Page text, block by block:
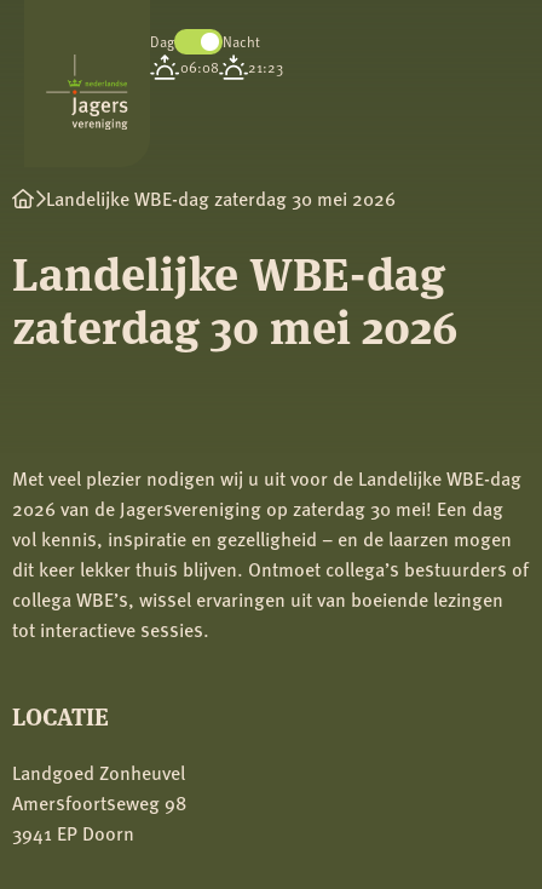
Koninklijke
Nederlandse
Jagersvereniging
Dag
Nacht
06:08
21:23
Landelijke WBE-dag zaterdag 30 mei 2026
Landelijke WBE-dag
zaterdag 30 mei 2026
Met veel plezier nodigen wij u uit voor de Landelijke WBE-dag
2026 van de Jagersvereniging op zaterdag 30 mei! Een dag
vol kennis, inspiratie en gezelligheid – en de laarzen mogen
dit keer lekker thuis blijven. Ontmoet collega’s bestuurders of
collega WBE’s, wissel ervaringen uit van boeiende lezingen
tot interactieve sessies.
LOCATIE
Landgoed Zonheuvel
Amersfoortseweg 98
3941 EP Doorn